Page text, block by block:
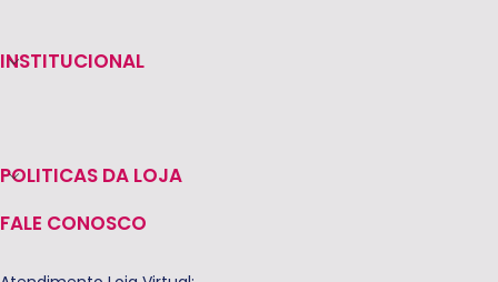
INSTITUCIONAL
POLITICAS DA LOJA
FALE CONOSCO